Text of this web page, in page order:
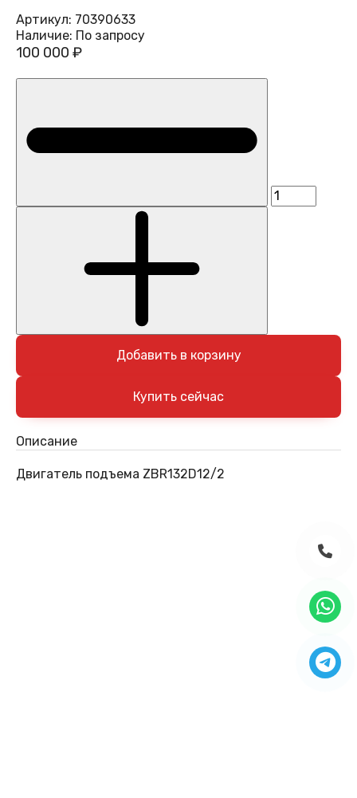
Артикул: 70390633
Наличие: По запросу
100 000 ₽
Добавить в корзину
Описание
Двигатель подъема ZBR132D12/2